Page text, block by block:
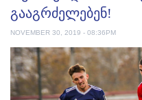
გააგრძელებენ!
NOVEMBER 30, 2019 - 08:36PM